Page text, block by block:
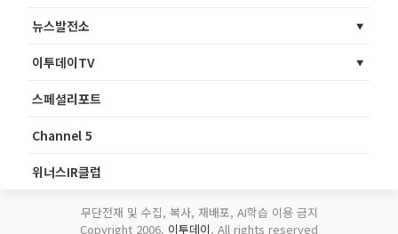
뉴스발전소
이투데이TV
스페셜리포트
Channel 5
위너스IR클럽
무단전재 및 수집, 복사, 재배포, AI학습 이용 금지
Copyright 2006. 이투데이. All rights reserved